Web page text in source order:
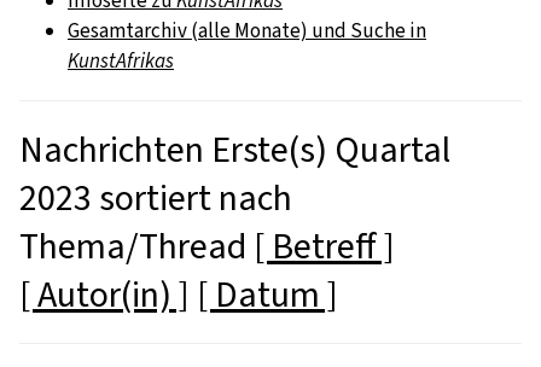
Gesamtarchiv (alle Monate) und Suche in
KunstAfrikas
Nachrichten Erste(s) Quartal
2023 sortiert nach
Thema/Thread [ Betreff ]
[ Autor(in) ] [ Datum ]